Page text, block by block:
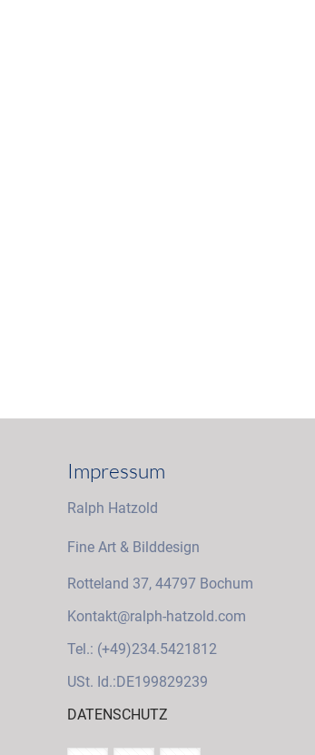
Impressum
Ralph Hatzold
Fine Art & Bilddesign
Rotteland 37, 44797 Bochum
Kontakt@ralph-hatzold.com
Tel.: (+49)234.5421812
USt. Id.:DE199829239
DATENSCHUTZ